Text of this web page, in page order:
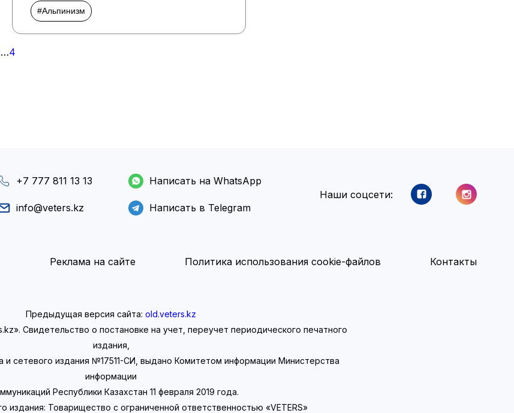
#Альпинизм
…4
+7 777 811 13 13
info@veters.kz
Написать на WhatsApp
Написать в Telegram
Наши соцсети:
Реклама на сайте Политика использования cookie-файлов Контакты
Предыдущая версия сайта: old.veters.kz
Свидетельство о постановке на учет, переучет периодического печатного
издания,
и сетевого издания №17511-СИ, выдано Комитетом информации Министерства
информации
Республики Казахстан 11 февраля 2019 года.
издания: Товарищество с ограниченной ответственностью «VETERS»